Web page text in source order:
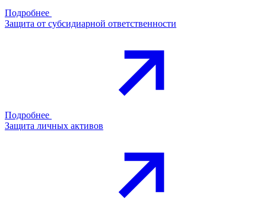
Подробнее
Защита от субсидиарной ответственности
Подробнее
Защита личных активов